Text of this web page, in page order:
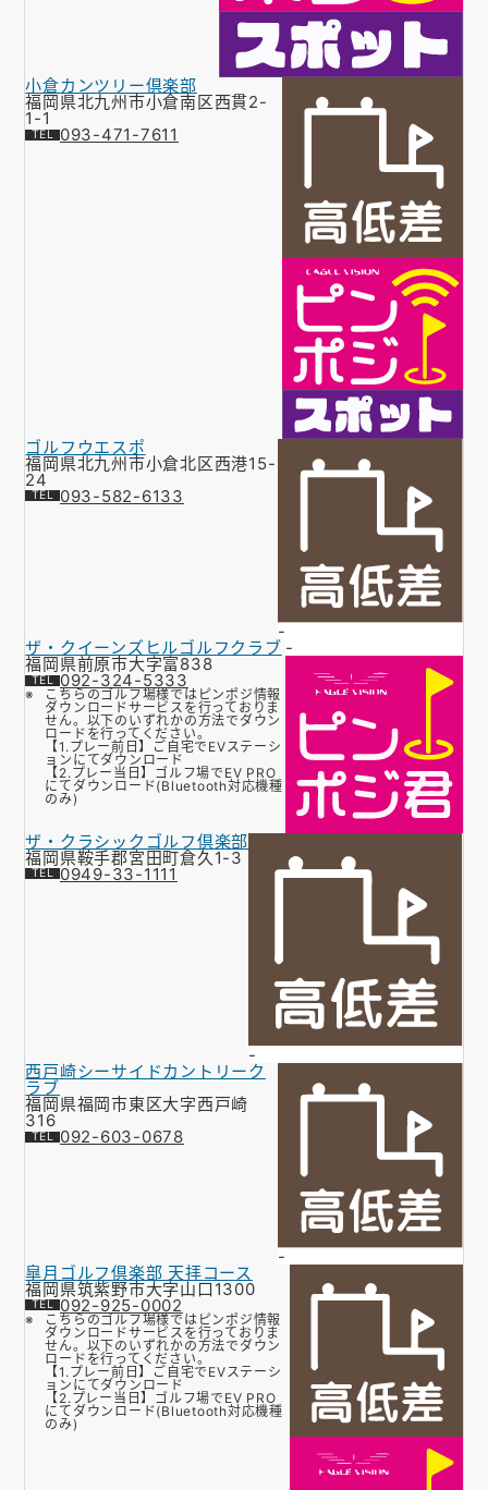
小倉カンツリー倶楽部
福岡県北九州市小倉南区西貫2-
1-1
093-471-7611
ゴルフウエスポ
福岡県北九州市小倉北区西港15-
24
093-582-6133
-
ザ・クイーンズヒルゴルフクラブ
福岡県前原市大字富838
092-324-5333
こちらのゴルフ場様ではピンポジ情報
ダウンロードサービスを行っておりま
せん。以下のいずれかの方法でダウン
ロードを行ってください。
【1.プレー前日】ご自宅でEVステーシ
ョンにてダウンロード
【2.プレー当日】ゴルフ場でEV PRO
にてダウンロード(Bluetooth対応機種
のみ)
-
ザ・クラシックゴルフ倶楽部
福岡県鞍手郡宮田町倉久1-3
0949-33-1111
-
西戸崎シーサイドカントリーク
ラブ
福岡県福岡市東区大字西戸崎
316
092-603-0678
-
皐月ゴルフ倶楽部 天拝コース
福岡県筑紫野市大字山口1300
092-925-0002
こちらのゴルフ場様ではピンポジ情報
ダウンロードサービスを行っておりま
せん。以下のいずれかの方法でダウン
ロードを行ってください。
【1.プレー前日】ご自宅でEVステーシ
ョンにてダウンロード
【2.プレー当日】ゴルフ場でEV PRO
にてダウンロード(Bluetooth対応機種
のみ)